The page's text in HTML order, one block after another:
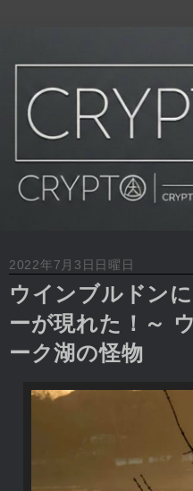
2022年7月3日日曜日
ウインブルドン
ーが現れた！～
ーク湖の怪物